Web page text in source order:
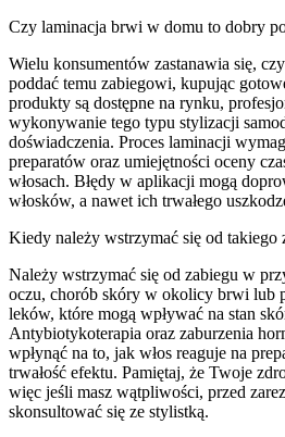
Czy laminacja brwi w domu to dobry
Wielu konsumentów zastanawia się,
poddać temu zabiegowi, kupując
produkty są dostępne na rynku,
wykonywanie tego typu stylizacji
doświadczenia. Proces laminacji
preparatów oraz umiejętności oceny
włosach. Błędy w aplikacji mogą
włosków, a nawet ich trwałego
Kiedy należy wstrzymać się od takiego
Należy wstrzymać się od zabiegu w
oczu, chorób skóry w okolicy brwi lub
leków, które mogą wpływać na stan
Antybiotykoterapia oraz zaburzenia
wpłynąć na to, jak włos reaguje na
trwałość efektu. Pamiętaj, że Twoje
więc jeśli masz wątpliwości, przed
skonsultować się ze stylistką.